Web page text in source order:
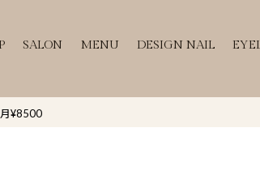
SALON MENU DESIGN NAIL
¥8500